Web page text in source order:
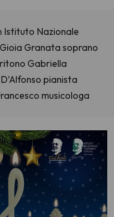
Istituto Nazionale
Granata soprano
Gabriella
pianista
musicologa